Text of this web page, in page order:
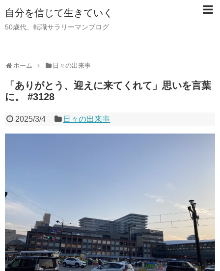
自分を信じて生きていく
50歳代、転職サラリーマンブログ
ホーム 日々の出来事
「ありがとう、迎えに来てくれて」思いを言葉
に。 #3128
2025/3/4 日々の出来事